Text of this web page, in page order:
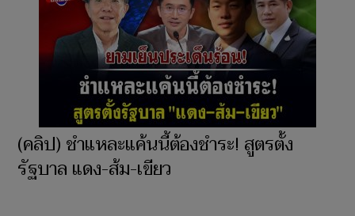
(คลิป) ชำแหละแค้นนี้ต้องชำระ! สูตรตั้ง
รัฐบาล แดง-ส้ม-เขียว